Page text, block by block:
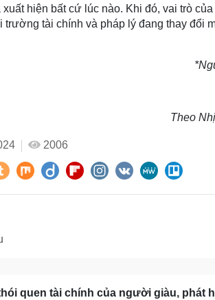
hiện bất cứ lúc nào. Khi đó, vai trò
tài chính và pháp lý đang thay đổi
Theo
2006
quen tài chính của người giàu, phát